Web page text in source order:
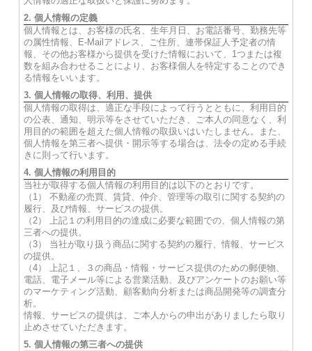
2. 個人情報の定義
個人情報とは、お客様の氏名、生年月日、お電話番号、勤務先等
の属性情報、E-Mailアドレス、ご住所、連帯保証人予定者の情
報、その他お客様から提供を受けた情報において、1つまたは複
数を組み合わせることにより、お客様個人を特定することのでき
る情報をいいます。
3. 個人情報の取得、利用、提供
個人情報の取得は、適正な手段によって行うとともに、利用目的
の公表、通知、明示等をさせていただき、ご本人の同意なく、利
用目的の範囲を超えた個人情報の取扱いはいたしません。また、
個人情報を第三者へ提供・開示等する場合は、法令の定める手続
きに則って行います。
4. 個人情報の利用目的
当社が取得する個人情報の利用目的は以下のとおりです。
（1） 不動産の売買、賃貸、仲介、管理等の取引に関する契約の
履行、及び情報、サービスの提供。
（2） 上記１の利用目的の達成に必要な範囲での、個人情報の第
三者への提供。
（3） 当社が取り扱う商品に関する契約の履行、情報、サービス
の提供。
（4） 上記１、３の商品・情報・サービス提供のための郵便物、
電話、電子メール等による営業活動、及びアンケートのお願い等
のマーケティング活動、顧客動向分析または商品開発等の調査分
析。
情報、サービスの提供は、ご本人からの申出がありましたら取り
止めさせていただきます。
5. 個人情報の第三者への提供